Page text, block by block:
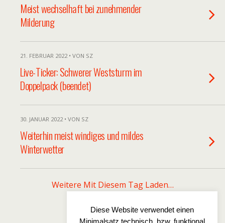
Meist wechselhaft bei zunehmender
Milderung
21. FEBRUAR 2022 • VON SZ
Live-Ticker: Schwerer Weststurm im
Doppelpack (beendet)
30. JANUAR 2022 • VON SZ
Weiterhin meist windiges und mildes
Winterwetter
Weitere Mit Diesem Tag Laden…
Diese Website verwendet einen
Minimalsatz technisch, bzw. funktional